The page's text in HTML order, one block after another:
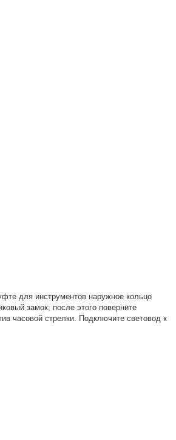
для инструментов наружное кольцо
замок; после этого поверните
часовой стрелки. Подключите световод к